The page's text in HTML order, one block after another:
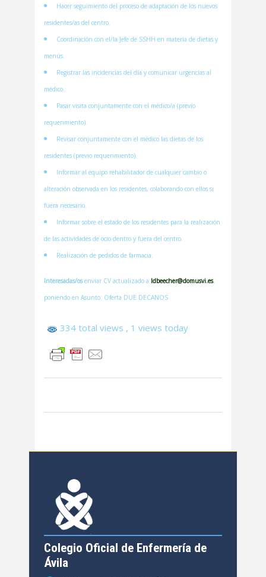
Hacer seguimiento del proceso de adaptación de los nuevos
residentes/as del centro.
Coordinación con el/la Jefe de SSHH en materia de dietas y
menús.
Registrar las incidencias del día y comunicar urgencias al
médico.
Pasar visita conjuntamente con el médico/a (previo
requerimiento).
Revisar conjuntamente con el médico las dietas de los
residentes (previo requerimiento).
Informar al equipo rehabilitador de cualquier cambio o
alteración observada en los residentes, colaborando con ellos si
fuera necesario.
Informar sobre el estado de los residentes para la realización
de las actividades de ocio dentro y fuera del centro.
Realización de pedidos de farmacia.
Interesadas/osenviar CV actualizado a ldbeecher@domusvi.es,
poniendo en Asunto: Oferta DUE DECANOS
334 total views , 1 views today
Colegio Oficial de Enfermería de
Ávila